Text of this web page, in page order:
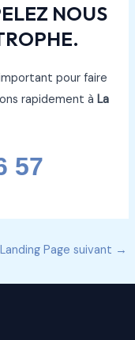
NOUS
pour faire
rapidement à La
57
Landing Page suivant →